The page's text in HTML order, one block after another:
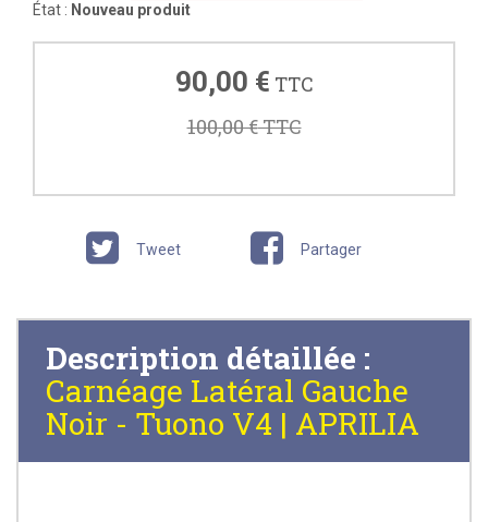
État : Nouveau produit
90,00 € TTC
100,00 €TTC
Tweet Partager
Description détaillée :
Carnéage Latéral Gauche
Noir - Tuono V4 | APRILIA